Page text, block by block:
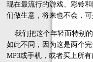
现在最流行的游戏、彩铃
们做生意，将来也不会，
我们把这个年轻而特别的
如此不同，因为这是两个
MP3或手机，或者买上所